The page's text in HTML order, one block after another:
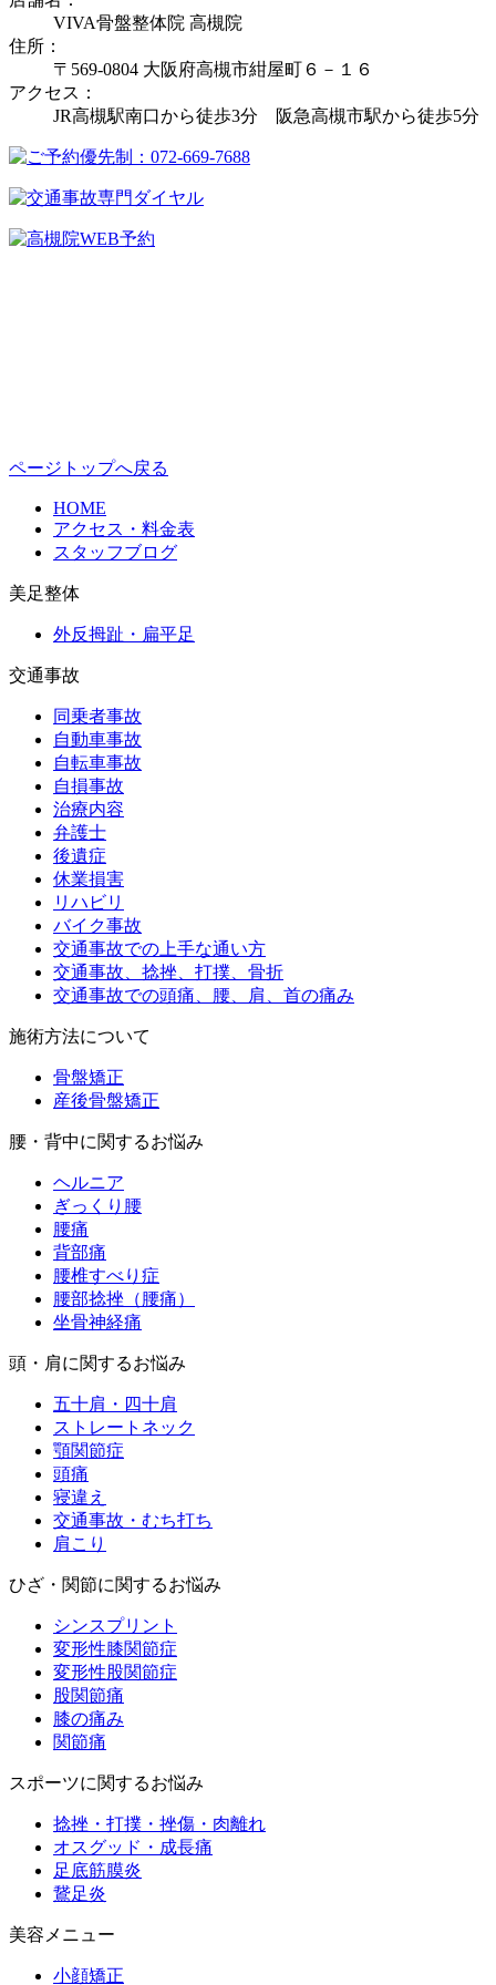
VIVA骨盤整体院 高槻院
住所：
〒569-0804 大阪府高槻市紺屋町６－１６
アクセス：
JR高槻駅南口から徒歩3分 阪急高槻市駅から徒歩5分
ページトップへ戻る
HOME
アクセス・料金表
スタッフブログ
美足整体
外反拇趾・扁平足
交通事故
同乗者事故
自動車事故
自転車事故
自損事故
治療内容
弁護士
後遺症
休業損害
リハビリ
バイク事故
交通事故での上手な通い方
交通事故、捻挫、打撲、骨折
交通事故での頭痛、腰、肩、首の痛み
施術方法について
骨盤矯正
産後骨盤矯正
腰・背中に関するお悩み
ヘルニア
ぎっくり腰
腰痛
背部痛
腰椎すべり症
腰部捻挫（腰痛）
坐骨神経痛
頭・肩に関するお悩み
五十肩・四十肩
ストレートネック
顎関節症
頭痛
寝違え
交通事故・むち打ち
肩こり
ひざ・関節に関するお悩み
シンスプリント
変形性膝関節症
変形性股関節症
股関節痛
膝の痛み
関節痛
スポーツに関するお悩み
捻挫・打撲・挫傷・肉離れ
オスグッド・成長痛
足底筋膜炎
鵞足炎
美容メニュー
小顔矯正